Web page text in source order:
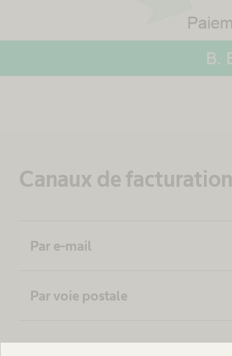
Canaux de facturation
Par e-mail
Par voie postale